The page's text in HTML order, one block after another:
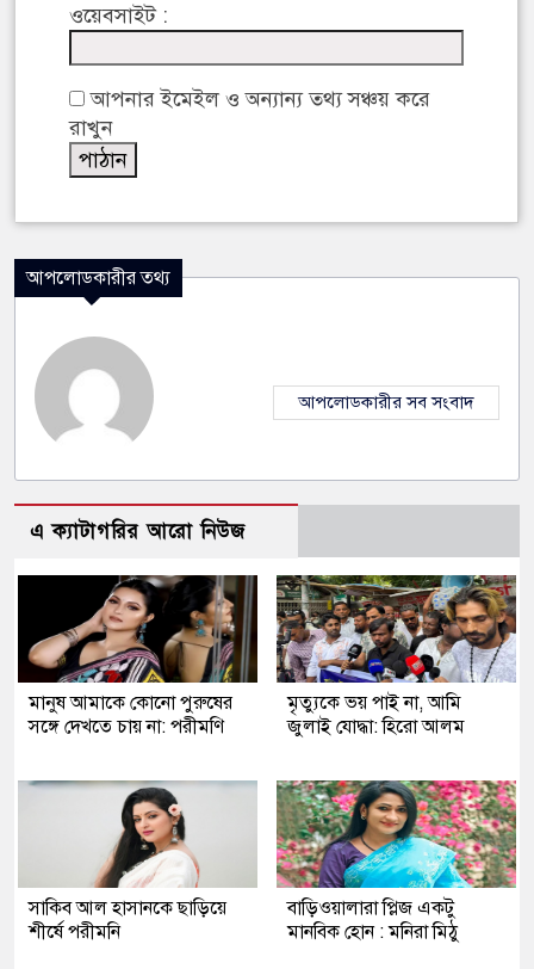
ওয়েবসাইট :
আপনার ইমেইল ও অন্যান্য তথ্য সঞ্চয় করে
রাখুন
আপলোডকারীর তথ্য
আপলোডকারীর সব সংবাদ
এ ক্যাটাগরির আরো নিউজ
মানুষ আমাকে কোনো পুরুষের
সঙ্গে দেখতে চায় না: পরীমণি
মৃত্যুকে ভয় পাই না, আমি
জুলাই যোদ্ধা: হিরো আলম
সাকিব আল হাসানকে ছাড়িয়ে
শীর্ষে পরীমনি
বাড়িওয়ালারা প্লিজ একটু
মানবিক হোন : মনিরা মিঠু